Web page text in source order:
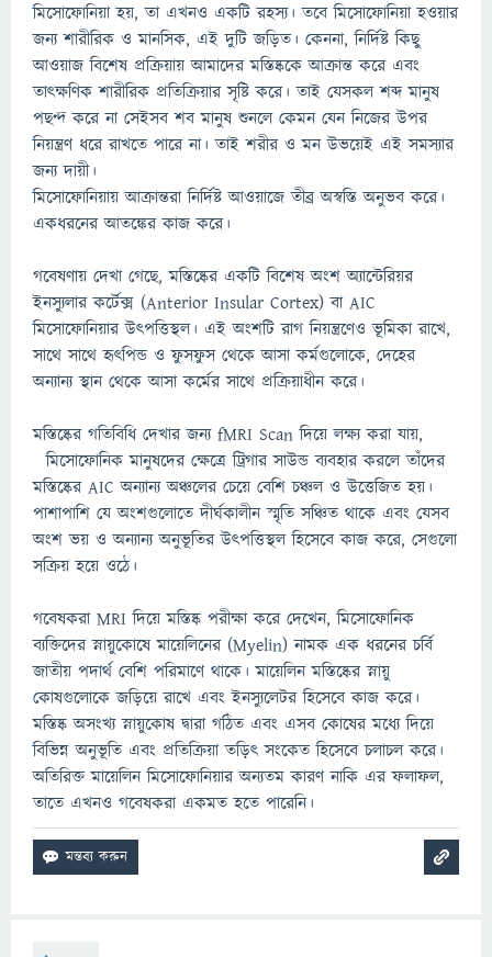
মিসোফোনিয়া হয়, তা এখনও একটি রহস্য। তবে মিসোফোনিয়া হওয়ার
জন্য শারীরিক ও মানসিক, এই দুটি জড়িত। কেননা, নির্দিষ্ট কিছু
আওয়াজ বিশেষ প্রক্রিয়ায় আমাদের মস্তিষ্ককে আক্রান্ত করে এবং
তাৎক্ষণিক শারীরিক প্রতিক্রিয়ার সৃষ্টি করে। তাই যেসকল শব্দ মানুষ
পছন্দ করে না সেইসব শব মানুষ শুনলে কেমন যেন নিজের উপর
নিয়ন্ত্রণ ধরে রাখতে পারে না। তাই শরীর ও মন উভয়েই এই সমস্যার
জন্য দায়ী।
মিসোফোনিয়ায় আক্রান্তরা নির্দিষ্ট আওয়াজে তীব্র অস্বস্তি অনুভব করে।
একধরনের আতঙ্কের কাজ করে।
গবেষণায় দেখা গেছে, মস্তিষ্কের একটি বিশেষ অংশ অ্যান্টেরিয়র
ইনস্যুলার কর্টেক্স (Anterior Insular Cortex) বা AIC
মিসোফোনিয়ার উৎপত্তিস্থল। এই অংশটি রাগ নিয়ন্ত্রণেও ভূমিকা রাখে,
সাথে সাথে হৃৎপিন্ড ও ফুসফুস থেকে আসা কর্মগুলোকে, দেহের
অন্যান্য স্থান থেকে আসা কর্মের সাথে প্রক্রিয়াধীন করে।
মস্তিষ্কের গতিবিধি দেখার জন্য fMRI Scan দিয়ে লক্ষ্য করা যায়,
মিসোফোনিক মানুষদের ক্ষেত্রে ট্রিগার সাউন্ড ব্যবহার করলে তাঁদের
মস্তিষ্কের AIC অন্যান্য অঞ্চলের চেয়ে বেশি চঞ্চল ও উত্তেজিত হয়।
পাশাপাশি যে অংশগুলোতে দীর্ঘকালীন স্মৃতি সঞ্চিত থাকে এবং যেসব
অংশ ভয় ও অন্যান্য অনুভূতির উৎপত্তিস্থল হিসেবে কাজ করে, সেগুলো
সক্রিয় হয়ে ওঠে।
গবেষকরা MRI দিয়ে মস্তিষ্ক পরীক্ষা করে দেখেন, মিসোফোনিক
ব্যক্তিদের স্নায়ুকোষে মায়েলিনের (Myelin) নামক এক ধরনের চর্বি
জাতীয় পদার্থ বেশি পরিমাণে থাকে। মায়েলিন মস্তিষ্কের স্নায়ু
কোষগুলোকে জড়িয়ে রাখে এবং ইনস্যুলেটর হিসেবে কাজ করে।
মস্তিষ্ক অসংখ্য স্নায়ুকোষ দ্বারা গঠিত এবং এসব কোষের মধ্যে দিয়ে
বিভিন্ন অনুভূতি এবং প্রতিক্রিয়া তড়িৎ সংকেত হিসেবে চলাচল করে।
অতিরিক্ত মায়েলিন মিসোফোনিয়ার অন্যতম কারণ নাকি এর ফলাফল,
তাতে এখনও গবেষকরা একমত হতে পারেনি।